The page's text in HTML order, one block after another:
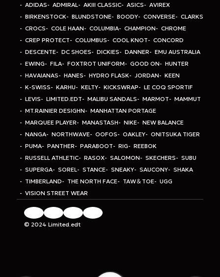
ADIDAS ADMIRAL AKIII CLASSIC ASICS
AVIREX
BIRKENSTOCK
BLUNDSTONE BOODY CONVERSE
CLARKS
CROCS
COLE HAAN COLUMBIA CHAMPION
CHROME
CREP PROTECT
COLUMBUS COOL KNOT
CONCORD
DESCENTE
DC SHOES DICKIES DANNER
EMU AUSTRALIA
EWING
FILA FOXTROT UNIFORM GOOD ON
HUNTER
HAVAIANAS
HANES HYDRO FLASK JORDAN
KEEN
K-SWISS
KARHU KELTY KICKSWRAP
LE COQ SPORTIF
LEVIS
LIMITED.EDT MALIBU SANDALS MARMOT
MAMMUT
MT.RAINIER DESIGHN
MANHATTAN PORTAGE
MARQUEE PLAYER
MANASTASH NIKE
NEW BALANCE
NANGA
NORTHWAVE OOFOS OAKLEY
ONITSUKA TIGER
PUMA
PANTHER PARABOOT RIG
REEBOK
RUSSELL ATHLETIC
RASOX SALOMON SKECHERS
SUBU
SUPERGA
SOREL STANCE SNEAKY SAUCONY
SHAKA
TIMBERLAND
THE NORTH FACE TAW＆TOE
UGG
VISION STREET WEAR
© 2024 Limited.edt